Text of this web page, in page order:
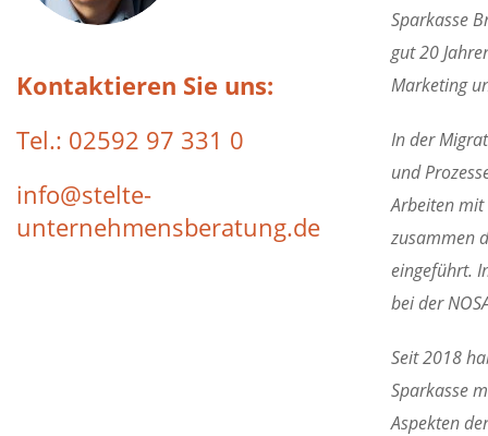
Kontaktieren Sie uns:
Tel.: 02592 97 331 0
info@stelte-
unternehmensberatung.de
Sparkasse
gut 20
Marketing
In der
und
Arbeiten mit
zusammen
eingeführt.
bei der
Seit 2018
Sparkasse
Aspekten